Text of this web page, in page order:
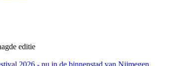
editie
2026 - nu in de binnenstad van Nijmegen